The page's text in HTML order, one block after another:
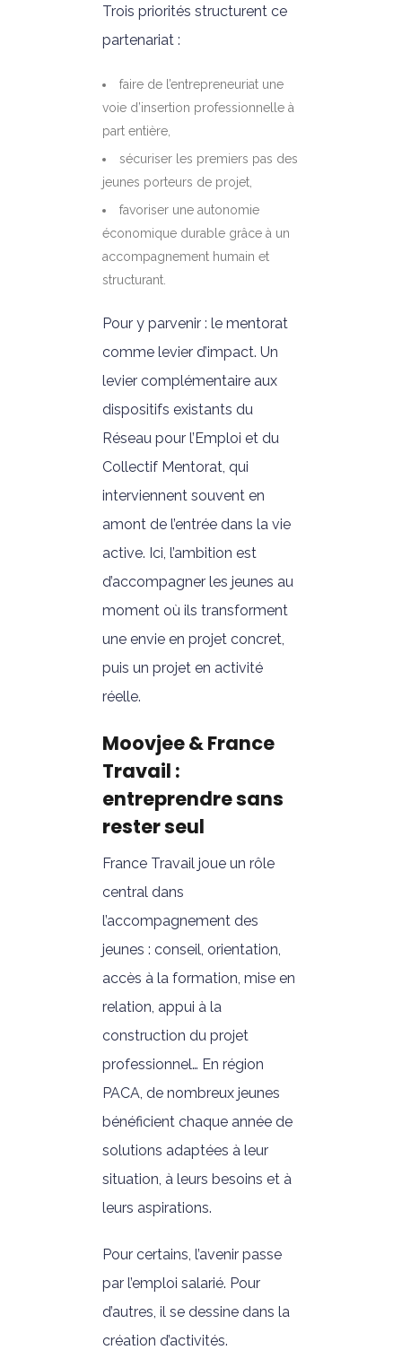
Trois priorités structurent ce
partenariat :
faire de l’entrepreneuriat une
voie d’insertion professionnelle à
part entière,
sécuriser les premiers pas des
jeunes porteurs de projet,
favoriser une autonomie
économique durable grâce à un
accompagnement humain et
structurant.
Pour y parvenir : le mentorat
comme levier d’impact. Un
levier complémentaire aux
dispositifs existants du
Réseau pour l’Emploi et du
Collectif Mentorat, qui
interviennent souvent en
amont de l’entrée dans la vie
active. Ici, l’ambition est
d’accompagner les jeunes au
moment où ils transforment
une envie en projet concret,
puis un projet en activité
réelle.
Moovjee & France
Travail :
entreprendre sans
rester seul
France Travail joue un rôle
central dans
l’accompagnement des
jeunes : conseil, orientation,
accès à la formation, mise en
relation, appui à la
construction du projet
professionnel… En région
PACA, de nombreux jeunes
bénéficient chaque année de
solutions adaptées à leur
situation, à leurs besoins et à
leurs aspirations.
Pour certains, l’avenir passe
par l’emploi salarié. Pour
d’autres, il se dessine dans la
création d’activités.